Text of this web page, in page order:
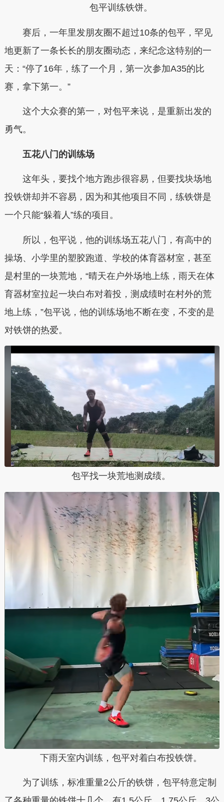
包平训练铁饼。
赛后，一年里发朋友圈不超过10条的包平，罕见
地更新了一条长长的朋友圈动态，来纪念这特别的一
天：“停了16年，练了一个月，第一次参加A35的比
赛，拿下第一。”
这个大众赛的第一，对包平来说，是重新出发的
勇气。
五花八门的训练场
这年头，要找个地方跑步很容易，但要找块场地
投铁饼却并不容易，因为和其他项目不同，练铁饼是
一个只能“躲着人”练的项目。
所以，包平说，他的训练场五花八门，有高中的
操场、小学里的塑胶跑道、学校的体育器材室，甚至
是村里的一块荒地，“晴天在户外场地上练，雨天在体
育器材室拉起一块白布对着投，测成绩时在村外的荒
地上练，”包平说，他的训练场地不断在变，不变的是
对铁饼的热爱。
包平找一块荒地测成绩。
下雨天室内训练，包平对着白布投铁饼。
为了训练，标准重量2公斤的铁饼，包平特意定制